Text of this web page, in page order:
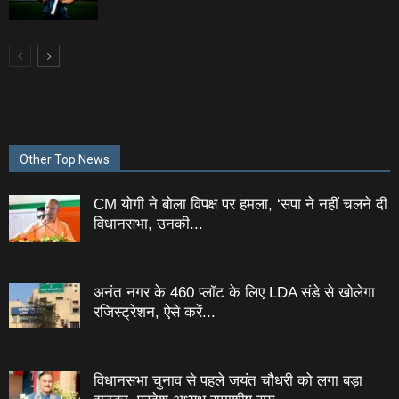
Other Top News
CM योगी ने बोला विपक्ष पर हमला, ‘सपा ने नहीं चलने दी
विधानसभा, उनकी...
अनंत नगर के 460 प्‍लॉट के लिए LDA संडे से खोलेगा
रजिस्‍ट्रेशन, ऐसे करें...
विधानसभा चुनाव से पहले जयंत चौधरी को लगा बड़ा